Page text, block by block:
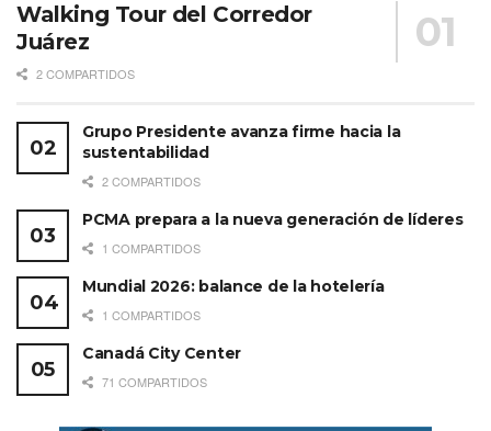
Walking Tour del Corredor
Juárez
2 COMPARTIDOS
Grupo Presidente avanza firme hacia la
sustentabilidad
2 COMPARTIDOS
PCMA prepara a la nueva generación de líderes
1 COMPARTIDOS
Mundial 2026: balance de la hotelería
1 COMPARTIDOS
Canadá City Center
71 COMPARTIDOS